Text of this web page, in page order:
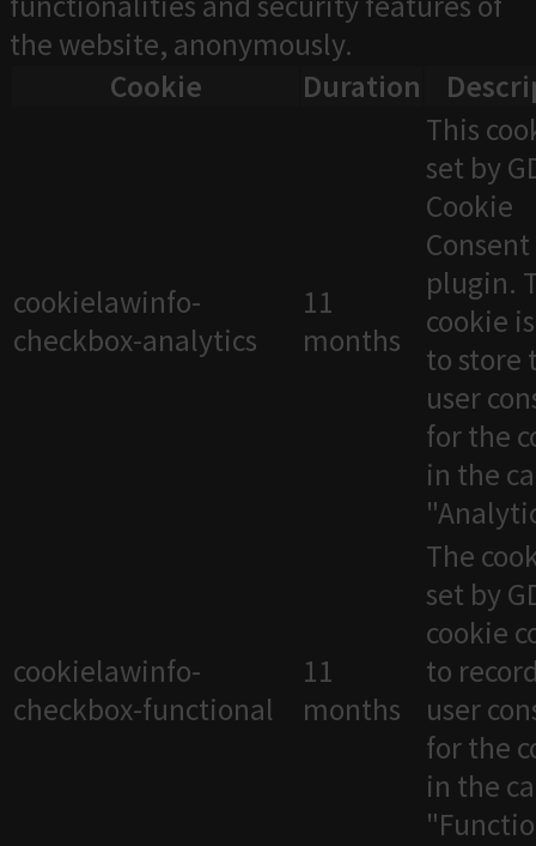
the website, anonymously.
Cookie
Duration
cookielawinfo-
checkbox-analytics
11
months
This
set by
Cookie
Consent
plugin.
cookie
to store
user
for the
in the
cookielawinfo-
checkbox-functional
11
months
The
set by
cookie
to
user
for the
in the